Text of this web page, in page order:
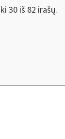
30 iš 82 irašų.